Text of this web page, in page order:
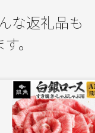
な返礼品も
。